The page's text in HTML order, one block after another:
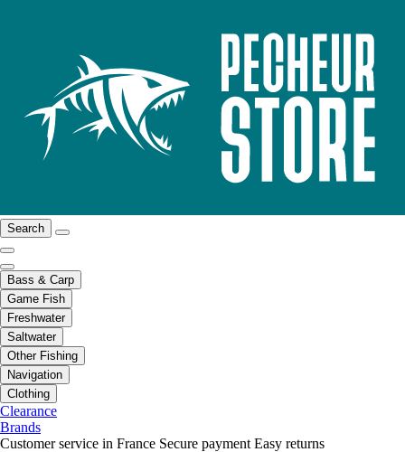
Search
Bass & Carp
Game Fish
Freshwater
Saltwater
Other Fishing
Navigation
Clothing
Clearance
Brands
Customer service in France Secure payment Easy returns